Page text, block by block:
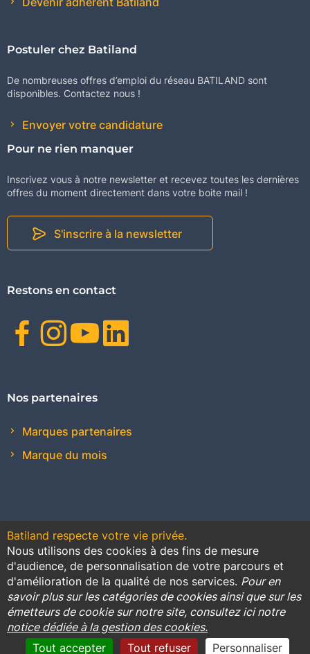
Postuler chez Batiland
De nombreuses offres d’emploi du réseau BATILAND sont
disponibles. Contactez nous !
Envoyer votre candidature
Pour ne rien manquer
Inscrivez vous à notre newsletter et recevez toutes les dernières
offres du moment directement dans votre boite mail !
S'inscrire à la newsletter
Restons en contact
Facebook
Instagram
Youtube
Nos partenaires
Marques partenaires
Marque du mois
Contact Conditions générales de vente
Promotions
Règlement général sur la protection des données
Cookies Mentions légales
Batiland respecte votre vie privée.
Nous utilisons des cookies à des fins de mesure
d'audience, de personnalisation de votre parcours et
d'amélioration de la qualité de nos services. Pour en
savoir plus sur les catégories de cookies ainsi que sur les
émetteurs de cookie sur notre site, consultez ici notre
notice dédiée à la gestion des cookies.
Tout accepter
Tout refuser Personnaliser